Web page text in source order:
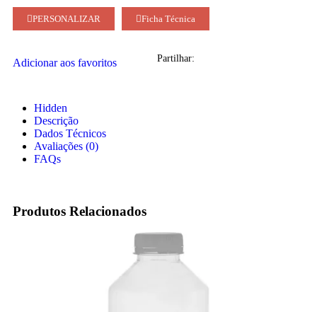
PERSONALIZAR Ficha Técnica
Adicionar aos favoritos Partilhar:
Hidden
Descrição
Dados Técnicos
Avaliações (0)
FAQs
Produtos Relacionados